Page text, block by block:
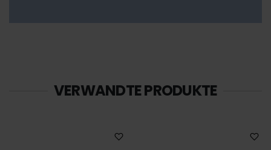
VERWANDTE PRODUKTE